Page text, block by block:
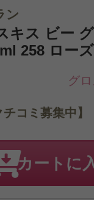
ン
キス ビー
258 ロー
グ
チコミ募集中】
カートに